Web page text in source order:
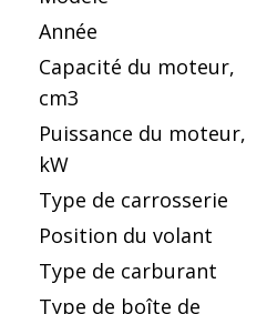
Année
Capacité du moteur,
cm3
Puissance du moteur,
kW
Type de carrosserie
Position du volant
Type de carburant
Type de boîte de